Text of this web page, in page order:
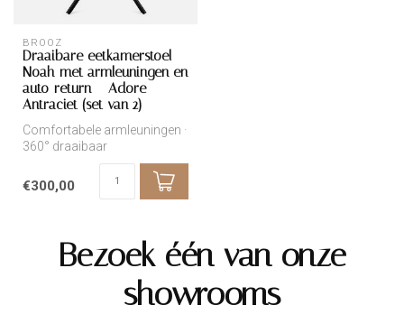
BROOZ
Draaibare eetkamerstoel
Noah met armleuningen en
auto-return – Adore
Antraciet (set van 2)
Comfortabele armleuningen ·
360° draaibaar
€300,00
Bezoek één van onze
showrooms